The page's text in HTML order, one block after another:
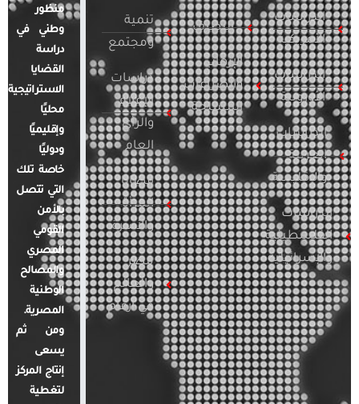
الدراسات
الأمريكية
الدراسات
الأوروبية
الدراسات
العربية
والإقليمية
الدراسات
الفلسطينية
والإسرائيلية
التطرف
الإرهاب
والصراعات
المسلحة
تنمية
ومجتمع
دراسات
الإعلام
والرأي
العام
قضايا
المرأة
والأسرة
مصر
والعالم
في أرقام
منظور
وطني في
دراسة
القضايا
الاستراتيجية
محليًا
وإقليميًا
ودوليًا
خاصة تلك
التي تتصل
بالأمن
القومي
المصري
والمصالح
الوطنية
المصرية.
ومن ثم
يسعى
إنتاج المركز
لتغطية